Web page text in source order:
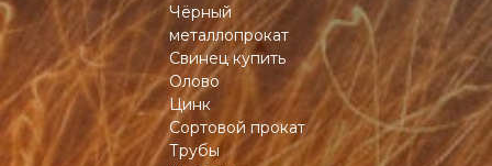
Чёрный
металлопрокат
Свинец купить
Олово
Цинк
Сортовой прокат
Трубы